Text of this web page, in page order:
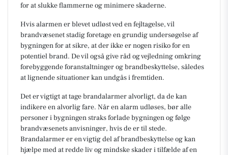
for at slukke flammerne og minimere skaderne.
Hvis alarmen er blevet udløst ved en fejltagelse, vil
brandvæsenet stadig foretage en grundig undersøgelse af
bygningen for at sikre, at der ikke er nogen risiko for en
potentiel brand. De vil også give råd og vejledning omkring
forebyggende foranstaltninger og brandbeskyttelse, således
at lignende situationer kan undgås i fremtiden.
Det er vigtigt at tage brandalarmer alvorligt, da de kan
indikere en alvorlig fare. Når en alarm udløses, bør alle
personer i bygningen straks forlade bygningen og følge
brandvæsenets anvisninger, hvis de er til stede.
Brandalarmer er en vigtig del af brandbeskyttelse og kan
hjælpe med at redde liv og mindske skader i tilfælde af en